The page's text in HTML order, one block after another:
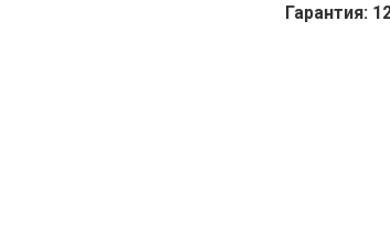
Гарантия: